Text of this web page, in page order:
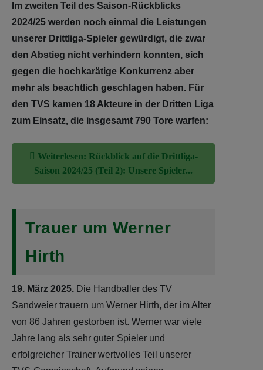
Im zweiten Teil des Saison-Rückblicks
2024/25 werden noch einmal die Leistungen
unserer Drittliga-Spieler gewürdigt, die zwar
den Abstieg nicht verhindern konnten, sich
gegen die hochkarätige Konkurrenz aber
mehr als beachtlich geschlagen haben. Für
den TVS kamen 18 Akteure in der Dritten Liga
zum Einsatz, die insgesamt 790 Tore warfen:
Weiterlesen: Rückblick auf die Drittliga-
Saison 2024/25 (Teil 2): Unsere Spieler...
Trauer um Werner
Hirth
19. März 2025. Die Handballer des TV
Sandweier trauern um Werner Hirth, der im Alter
von 86 Jahren gestorben ist. Werner war viele
Jahre lang als sehr guter Spieler und
erfolgreicher Trainer wertvolles Teil unserer